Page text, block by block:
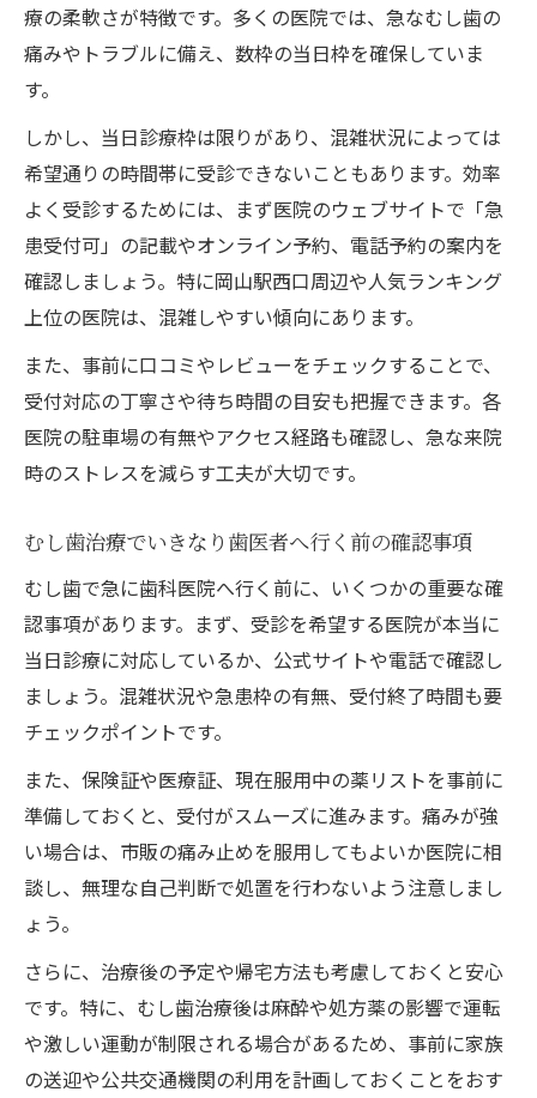
療の柔軟さが特徴です。多くの医院では、急なむし歯の
痛みやトラブルに備え、数枠の当日枠を確保していま
す。
しかし、当日診療枠は限りがあり、混雑状況によっては
希望通りの時間帯に受診できないこともあります。効率
よく受診するためには、まず医院のウェブサイトで「急
患受付可」の記載やオンライン予約、電話予約の案内を
確認しましょう。特に岡山駅西口周辺や人気ランキング
上位の医院は、混雑しやすい傾向にあります。
また、事前に口コミやレビューをチェックすることで、
受付対応の丁寧さや待ち時間の目安も把握できます。各
医院の駐車場の有無やアクセス経路も確認し、急な来院
時のストレスを減らす工夫が大切です。
むし歯治療でいきなり歯医者へ行く前の確認事項
むし歯で急に歯科医院へ行く前に、いくつかの重要な確
認事項があります。まず、受診を希望する医院が本当に
当日診療に対応しているか、公式サイトや電話で確認し
ましょう。混雑状況や急患枠の有無、受付終了時間も要
チェックポイントです。
また、保険証や医療証、現在服用中の薬リストを事前に
準備しておくと、受付がスムーズに進みます。痛みが強
い場合は、市販の痛み止めを服用してもよいか医院に相
談し、無理な自己判断で処置を行わないよう注意しまし
ょう。
さらに、治療後の予定や帰宅方法も考慮しておくと安心
です。特に、むし歯治療後は麻酔や処方薬の影響で運転
や激しい運動が制限される場合があるため、事前に家族
の送迎や公共交通機関の利用を計画しておくことをおす